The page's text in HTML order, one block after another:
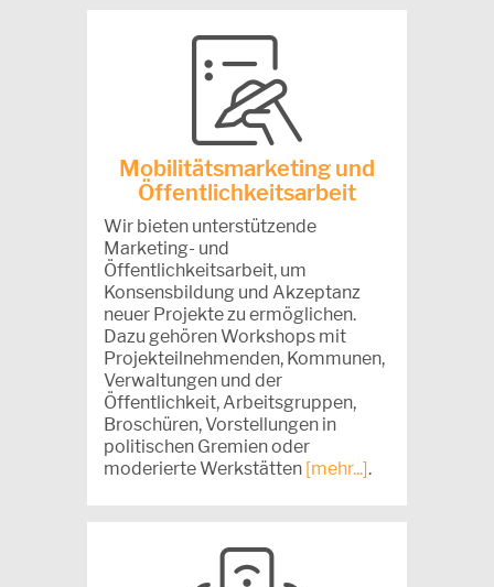
Mobilitätsmarketing und
Öffentlichkeitsarbeit
Wir bieten unterstützende
Marketing- und
Öffentlichkeitsarbeit, um
Konsensbildung und Akzeptanz
neuer Projekte zu ermöglichen.
Dazu gehören Workshops mit
Projekteilnehmenden, Kommunen,
Verwaltungen und der
Öffentlichkeit, Arbeitsgruppen,
Broschüren, Vorstellungen in
politischen Gremien oder
moderierte Werkstätten [mehr...].